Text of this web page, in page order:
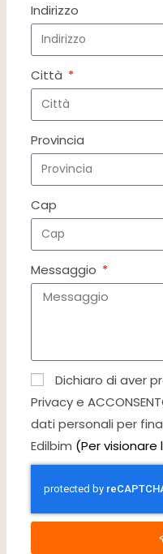
Indirizzo
Città
Provincia
Cap
Messaggio
Dichiaro di aver
Privacy e
dati personali per
Edilbim (Per visionare